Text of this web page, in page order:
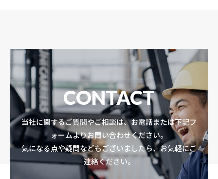
CONTACT
当社に関するご質問やご相談は、お電話または下記フ
ォームよりお問い合わせください。
気になる点や疑問などもございましたら、お気軽にご
連絡ください。